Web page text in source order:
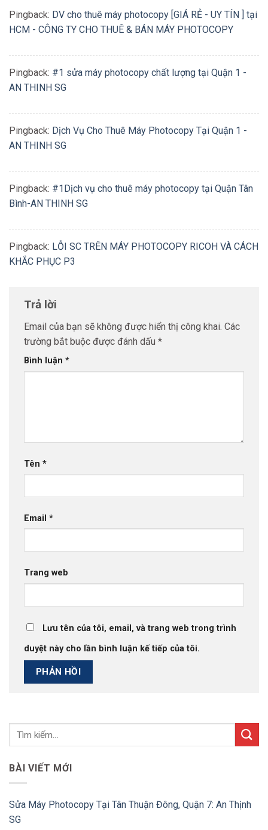
Pingback: DV cho thuê máy photocopy [GIÁ RẺ - UY TÍN ] tại
HCM - CÔNG TY CHO THUÊ & BÁN MÁY PHOTOCOPY
Pingback: #1 sửa máy photocopy chất lượng tại Quận 1 -
AN THINH SG
Pingback: Dịch Vụ Cho Thuê Máy Photocopy Tại Quận 1 -
AN THINH SG
Pingback: #1Dịch vụ cho thuê máy photocopy tại Quận Tân
Bình-AN THINH SG
Pingback: LỖI SC TRÊN MÁY PHOTOCOPY RICOH VÀ CÁCH
KHẮC PHỤC P3
Trả lời
Email của bạn sẽ không được hiển thị công khai. Các
trường bắt buộc được đánh dấu *
Bình luận *
Tên *
Email *
Trang web
Lưu tên của tôi, email, và trang web trong trình
duyệt này cho lần bình luận kế tiếp của tôi.
BÀI VIẾT MỚI
Sửa Máy Photocopy Tại Tân Thuận Đông, Quận 7: An Thịnh
SG